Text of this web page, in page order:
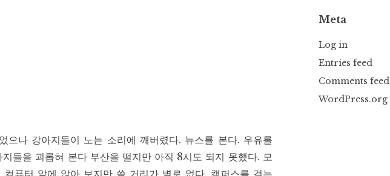
으나 강아지들이 노는 소리에 깨버렸다. 뉴스를 본다. 우유를
들을 괴롭혀 본다 부산을 떨지만 아직 8시도 되지 못했다. 모
Meta
Log in
Entries feed
Comments feed
WordPress.org